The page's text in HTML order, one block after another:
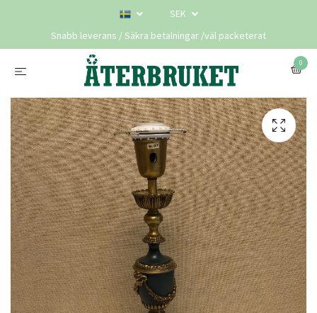
SEK
Snabb leverans / Säkra betalningar /väl packeterat
0